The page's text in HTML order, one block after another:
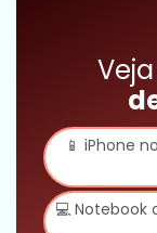
📱 iPhone
💻 Notebook